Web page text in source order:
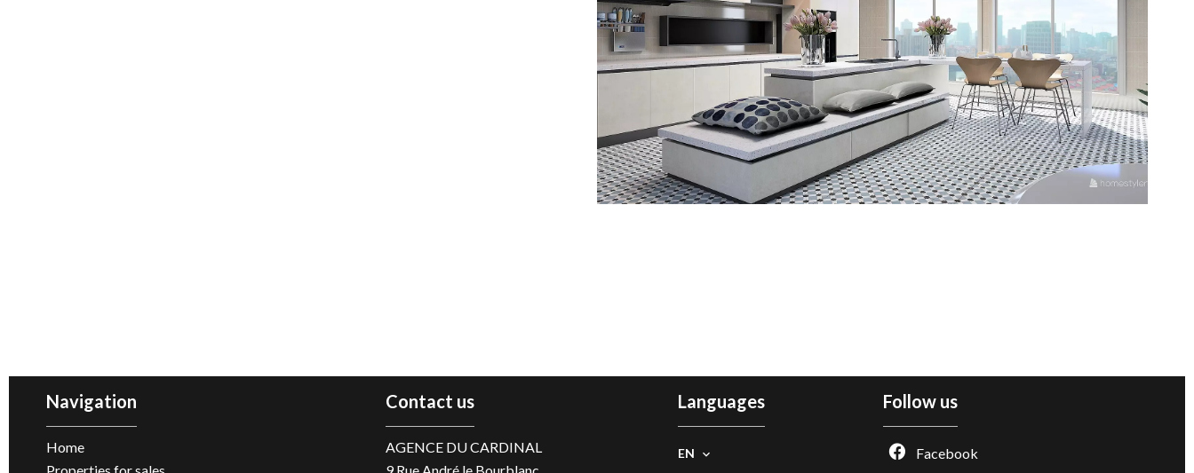
Navigation
Home
Contact us
AGENCE DU CARDINAL
Languages
EN
Follow us
Facebook